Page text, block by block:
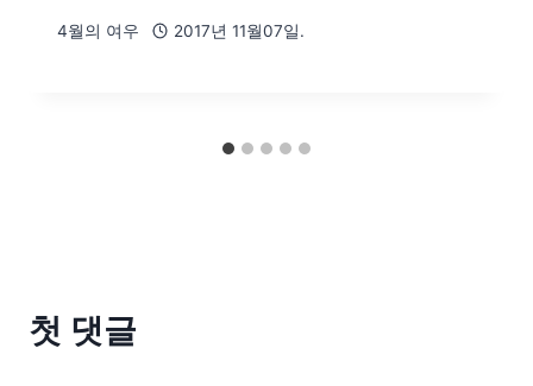
4월의 여우 2017년 11월07일.
첫 댓글